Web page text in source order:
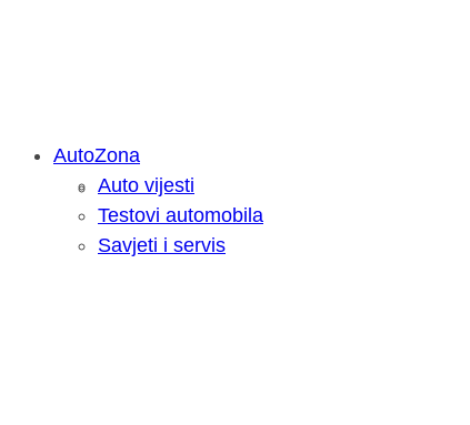
Savjetujemo: Što učiniti kada vaš
AutoZona
Auto vijesti
Testovi automobila
Savjeti i servis